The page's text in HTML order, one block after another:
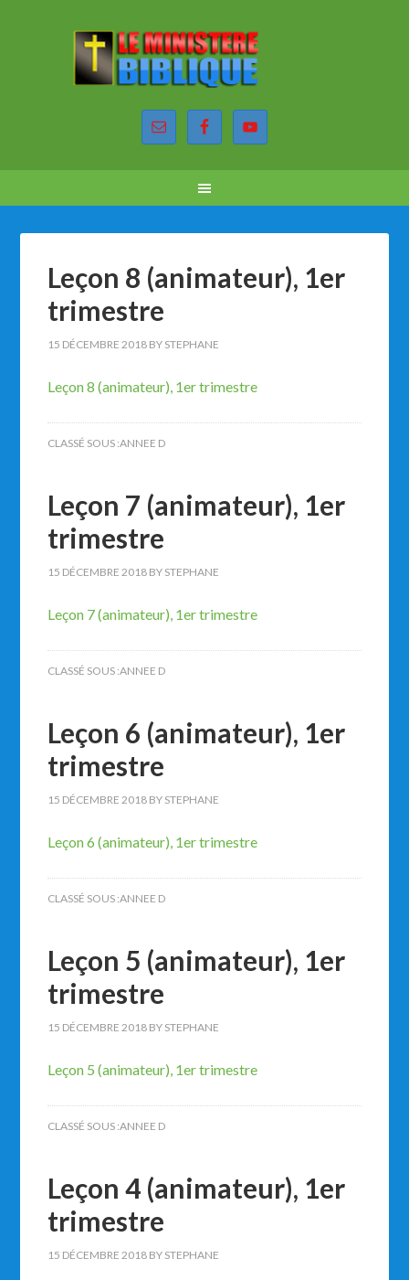
Leçon 8 (animateur), 1er
trimestre
15 DÉCEMBRE 2018 BY STEPHANE
Leçon 8 (animateur), 1er trimestre
CLASSÉ SOUS :ANNEE D
Leçon 7 (animateur), 1er
trimestre
15 DÉCEMBRE 2018 BY STEPHANE
Leçon 7 (animateur), 1er trimestre
CLASSÉ SOUS :ANNEE D
Leçon 6 (animateur), 1er
trimestre
15 DÉCEMBRE 2018 BY STEPHANE
Leçon 6 (animateur), 1er trimestre
CLASSÉ SOUS :ANNEE D
Leçon 5 (animateur), 1er
trimestre
15 DÉCEMBRE 2018 BY STEPHANE
Leçon 5 (animateur), 1er trimestre
CLASSÉ SOUS :ANNEE D
Leçon 4 (animateur), 1er
trimestre
15 DÉCEMBRE 2018 BY STEPHANE